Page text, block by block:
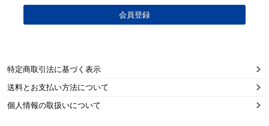
特定商取引法に基づく表示
送料とお支払い方法について
個人情報の取扱いについて